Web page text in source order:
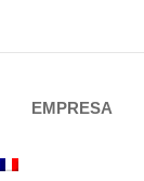
EMPRESA